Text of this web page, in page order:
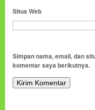
Situs Web
Simpan nama, email, dan
komentar saya berikutnya.